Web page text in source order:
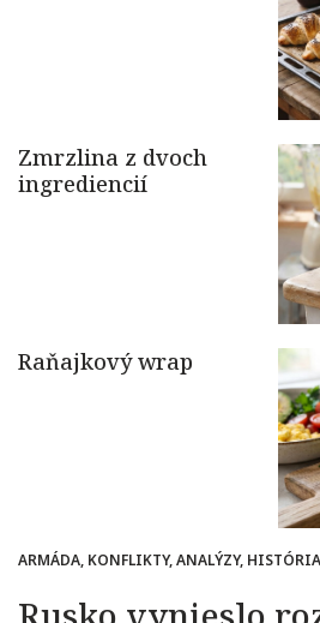
ARMÁDA, KONFLIKTY, ANALÝZY,